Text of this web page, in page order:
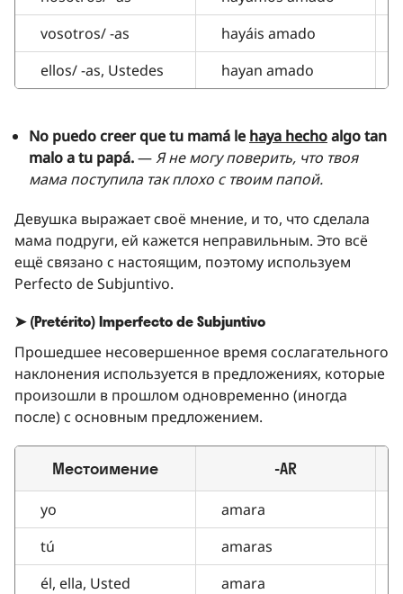
vosotros/ -as
hayáis amado
ellos/ -as, Ustedes
hayan amado
No puedo creer que tu mamá le haya hechoalgo tan
malo a tu papá.—Я не могу поверить, что твоя
мама поступила так плохо с твоим папой.
Девушка выражает своё мнение, и то, что сделала
мама подруги, ей кажется неправильным. Это всё
ещё связано с настоящим, поэтому используем
Perfecto de Subjuntivo.
➤ (Pretérito) Imperfecto de Subjuntivo
Прошедшее несовершенное время сослагательного
наклонения используется в предложениях, которые
произошли в прошлом одновременно (иногда
после) с основным предложением.
Местоимение -AR
yo amara
tú
amaras
él, ella, Usted
amara